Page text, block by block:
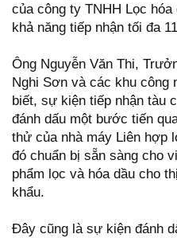
của công ty TNHH Lọc
khả năng tiếp nhận tối đa
Ông Nguyễn Văn Thi,
Nghi Sơn và các khu công
biết, sự kiện tiếp nhận tàu
đánh dấu một bước tiến
thử của nhà máy Liên hợp
đó chuẩn bị sẵn sàng cho
phẩm lọc và hóa dầu cho
khẩu.
Đây cũng là sự kiện đánh